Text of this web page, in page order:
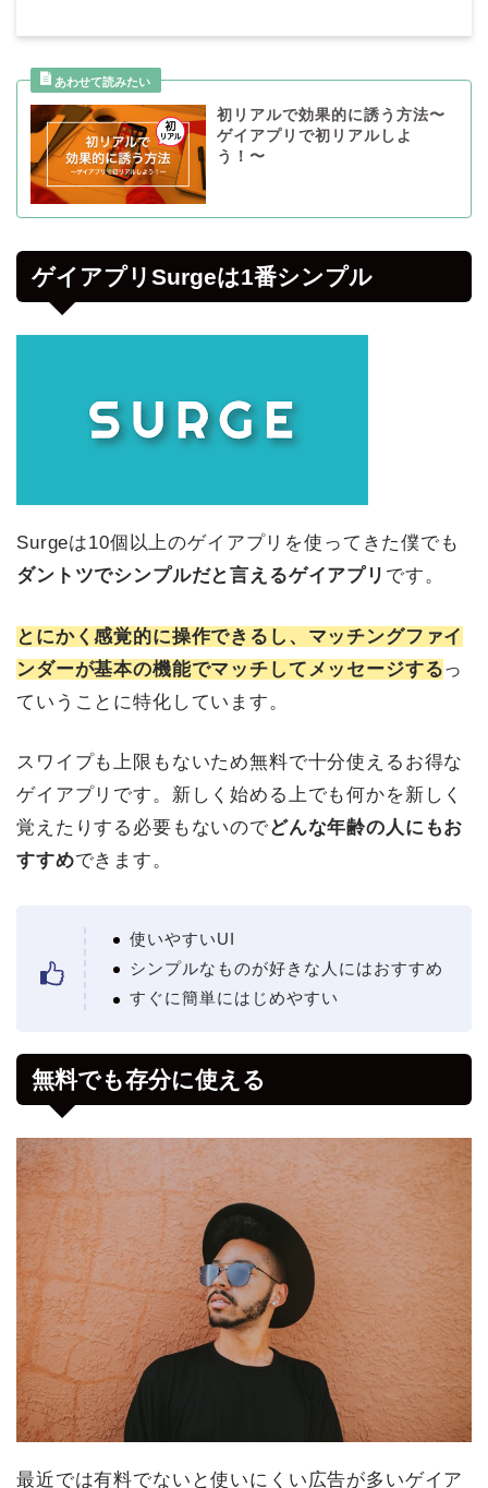
初リアルで効果的に誘う方法〜
ゲイアプリで初リアルしよ
う！〜
ゲイアプリSurgeは1番シンプル
Surgeは10個以上のゲイアプリを使ってきた僕でも
ダントツでシンプルだと言えるゲイアプリ です。
とにかく感覚的に操作できるし、マッチングファイ
ンダーが基本の機能でマッチしてメッセージするっ
ていうことに特化しています。
スワイプも上限もないため無料で十分使えるお得な
ゲイアプリです。新しく始める上でも何かを新しく
覚えたりする必要もないのでどんな年齢の人にもお
すすめできます。
使いやすいUI
シンプルなものが好きな人にはおすすめ
すぐに簡単にはじめやすい
無料でも存分に使える
最近では有料でないと使いにくい広告が多いゲイア